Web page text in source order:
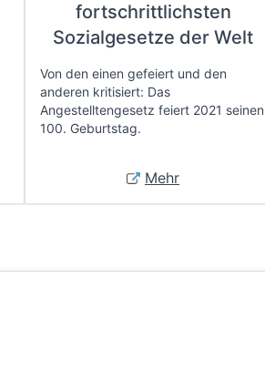
fortschrittlichsten
Sozialgesetze der Welt
Von den einen gefeiert und den
anderen kritisiert: Das
Angestelltengesetz feiert 2021 seinen
100. Geburtstag.
Mehr